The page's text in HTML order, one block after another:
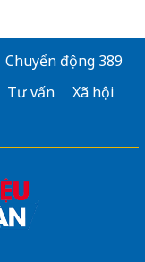
Chuyển động 389
Tư vấn
Xã hội